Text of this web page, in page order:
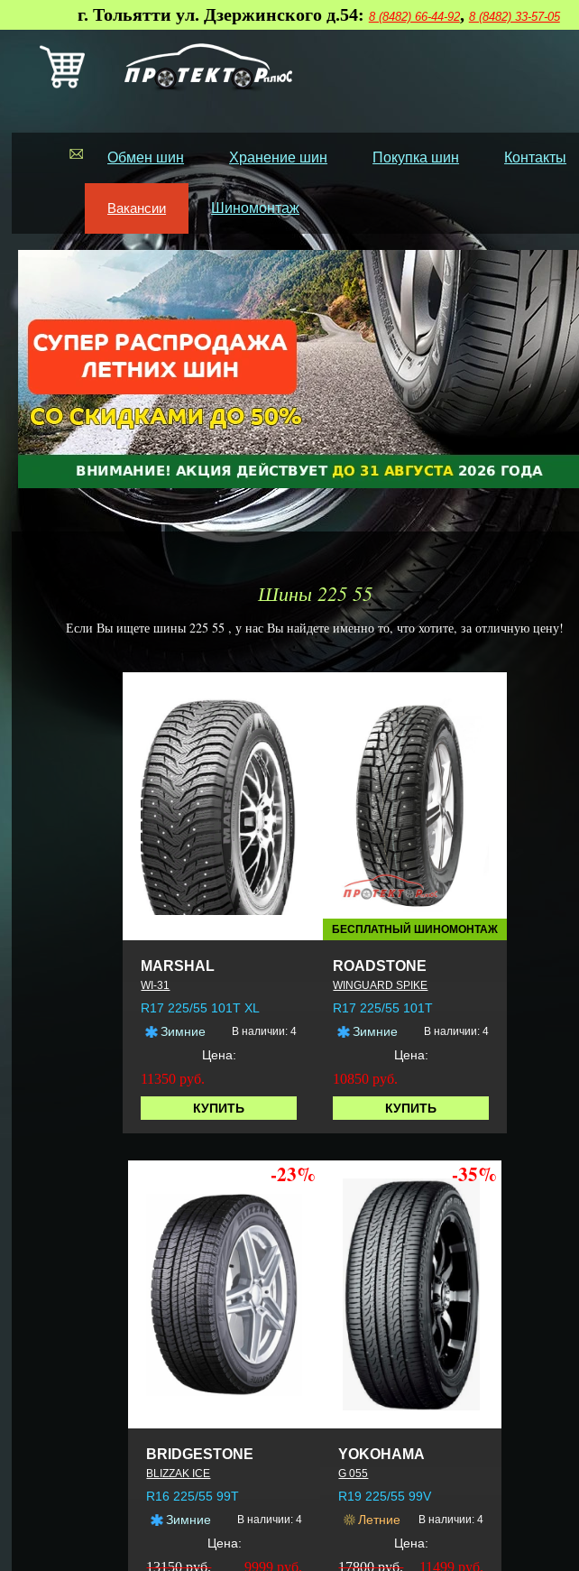
г. Тольятти ул. Дзержинского д.54: 8 (8482) 66-44-92, 8 (8482) 33-57-05
Обмен шин Хранение шин Покупка шин Контакты
Вакансии Шиномонтаж
Шины 225 55
Если Вы ищете шины 225 55 , у нас Вы найдете именно то, что хотите, за отличную цену!
MARSHAL
WI-31
R17 225/55 101T XL
Зимние
В наличии: 4
Цена:
11350руб.
КУПИТЬ
БЕСПЛАТНЫЙ ШИНОМОНТАЖ
ROADSTONE
WINGUARD SPIKE
R17 225/55 101T
Зимние
В наличии: 4
Цена:
10850руб.
КУПИТЬ
-23%
BRIDGESTONE
BLIZZAK ICE
R16 225/55 99T
Зимние
В наличии: 4
Цена:
13150 руб. 9999руб.
-35%
YOKOHAMA
G 055
R19 225/55 99V
Летние
В наличии: 4
Цена:
17800 руб. 11499руб.